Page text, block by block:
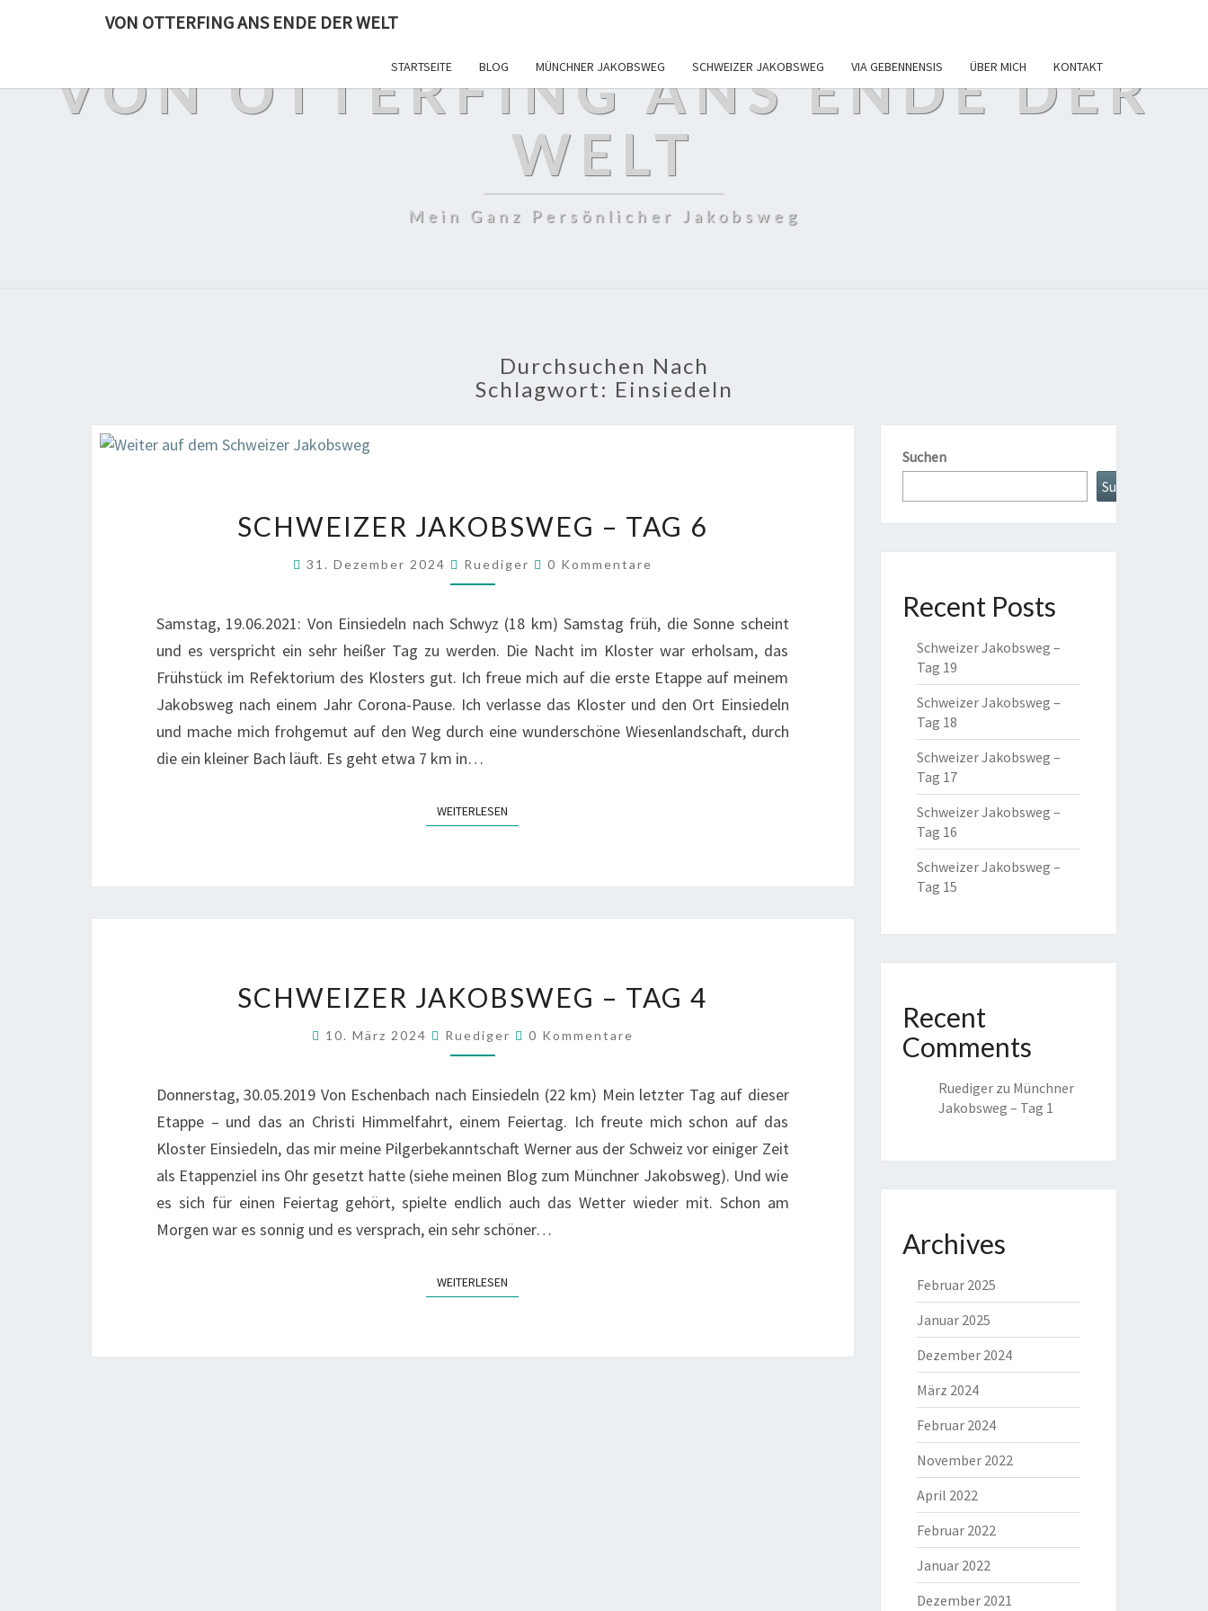
VON OTTERFING ANS ENDE DER WELT
STARTSEITE BLOG MÜNCHNER JAKOBSWEG SCHWEIZER JAKOBSWEG VIA GEBENNENSIS ÜBER MICH KONTAKT
VON OTTERFING ANS ENDE DER
WELT
Mein Ganz Persönlicher Jakobsweg
Durchsuchen Nach
Schlagwort: Einsiedeln
JAKOBSWEG
TAG
SCHWEIZER JAKOBSWEG – TAG 6
31. Dezember 2024 Ruediger Kommentare
0 Kommentare
Samstag, 19.06.2021: Von Einsiedeln nach Schwyz (18 km) Samstag früh, die Sonne scheint
und es verspricht ein sehr heißer Tag zu werden. Die Nacht im Kloster war erholsam, das
Frühstück im Refektorium des Klosters gut. Ich freue mich auf die erste Etappe auf meinem
Jakobsweg nach einem Jahr Corona-Pause. Ich verlasse das Kloster und den Ort Einsiedeln
und mache mich frohgemut auf den Weg durch eine wunderschöne Wiesenlandschaft, durch
die ein kleiner Bach läuft. Es geht etwa 7 km in…
WEITERLESEN
JAKOBSWEG
TAG
SCHWEIZER JAKOBSWEG – TAG 4
10. März 2024 Ruediger Kommentare
0 Kommentare
Donnerstag, 30.05.2019 Von Eschenbach nach Einsiedeln (22 km) Mein letzter Tag auf dieser
Etappe – und das an Christi Himmelfahrt, einem Feiertag. Ich freute mich schon auf das
Kloster Einsiedeln, das mir meine Pilgerbekanntschaft Werner aus der Schweiz vor einiger Zeit
als Etappenziel ins Ohr gesetzt hatte (siehe meinen Blog zum Münchner Jakobsweg). Und wie
es sich für einen Feiertag gehört, spielte endlich auch das Wetter wieder mit. Schon am
Morgen war es sonnig und es versprach, ein sehr schöner…
WEITERLESEN
Suchen
Suchen
Recent Posts
Schweizer Jakobsweg –
Tag 19
Schweizer Jakobsweg –
Tag 18
Schweizer Jakobsweg –
Tag 17
Schweizer Jakobsweg –
Tag 16
Schweizer Jakobsweg –
Tag 15
Recent
Comments
Ruedigerzu Münchner
Jakobsweg – Tag 1
Archives
Februar 2025
Januar 2025
Dezember 2024
März 2024
Februar 2024
November 2022
April 2022
Februar 2022
Januar 2022
Dezember 2021